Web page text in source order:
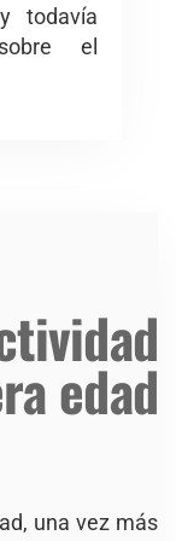
todavía
el
edad
una vez más